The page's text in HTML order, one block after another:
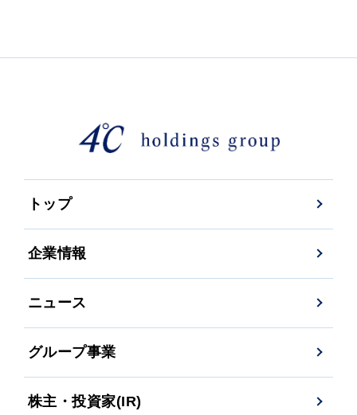
トップ
企業情報
ニュース
グループ事業
株主・投資家(IR)